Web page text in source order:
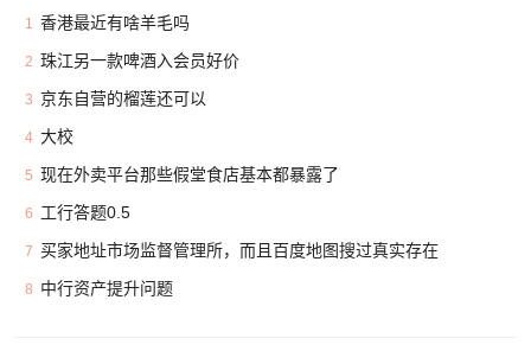
1 香港最近有啥羊毛吗
2 珠江另一款啤酒入会员好价
3 京东自营的榴莲还可以
4 大校
5 现在外卖平台那些假堂食店基本都暴露了
6 工行答题0.5
7 买家地址市场监督管理所，而且百度地图搜过真实存在
8 中行资产提升问题